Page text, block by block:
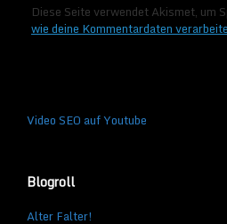
Diese Seite verwendet Akismet, um
wie deine Kommentardaten
Video SEO auf Youtube
Blogroll
Alter Falter!